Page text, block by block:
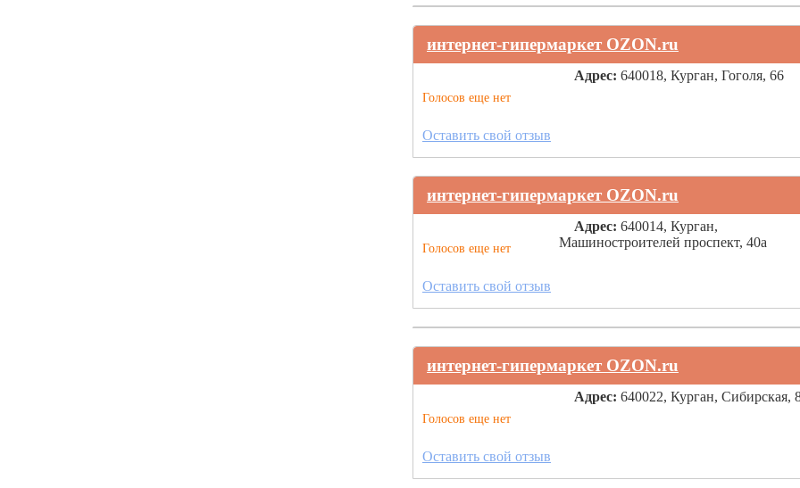
интернет-гипермаркет OZON.ru
Голосов еще нет
Адрес: 640018, Курган, Гоголя, 66
Оставить свой отзыв
интернет-гипермаркет OZON.ru
Голосов еще нет
Адрес: 640014, Курган,
Машиностроителей проспект, 40а
Оставить свой отзыв
интернет-гипермаркет OZON.ru
Голосов еще нет
Адрес: 640022, Курган, Сибирская,
Оставить свой отзыв